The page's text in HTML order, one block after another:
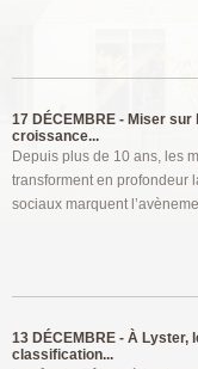
17 DÉCEMBRE - Miser sur
croissance...
Depuis plus de 10 ans, les
transforment en profondeur
sociaux marquent
13 DÉCEMBRE - À Lyster,
classification...